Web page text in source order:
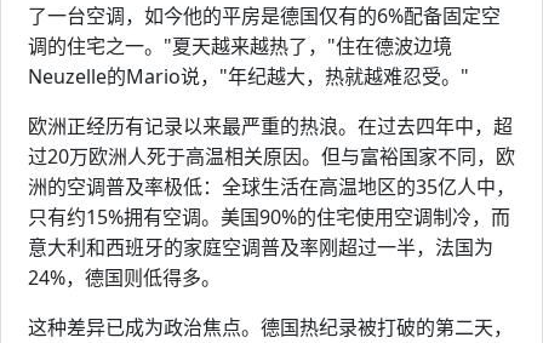
了一台空调，如今他的平房是德国仅有的6%配备固定空
调的住宅之一。"夏天越来越热了，"住在德波边境
Neuzelle的Mario说，"年纪越大，热就越难忍受。"
欧洲正经历有记录以来最严重的热浪。在过去四年中，超
过20万欧洲人死于高温相关原因。但与富裕国家不同，欧
洲的空调普及率极低：全球生活在高温地区的35亿人中，
只有约15%拥有空调。美国90%的住宅使用空调制冷，而
意大利和西班牙的家庭空调普及率刚超过一半，法国为
24%，德国则低得多。
这种差异已成为政治焦点。德国热纪录被打破的第二天，